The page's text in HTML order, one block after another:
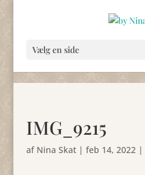
Vælg en side
IMG_9215
af Nina Skat| feb 14, 2022|